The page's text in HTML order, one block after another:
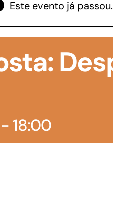
realizar
Este evento já passou.
18:00